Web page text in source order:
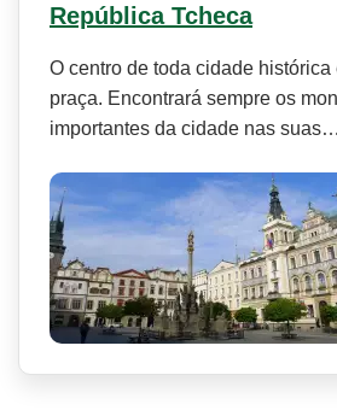
República Tcheca
O centro de toda cidade histórica
praça. Encontrará sempre os
importantes da cidade nas suas…